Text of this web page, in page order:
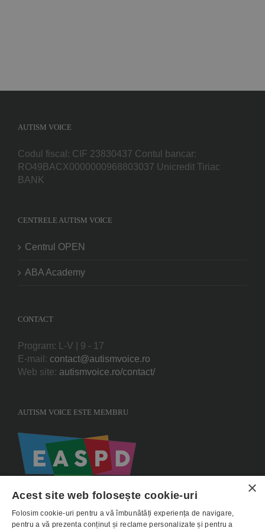
AUTISM VOICE
Codul fiscal: CIF 23830437 Contul bancar:
RO49BACX0000000968803037 Unicredit Tiriac
BANK
CENTRELE AUTISM VOICE
Centrul OPEN
ABA Academy
CONTACT
Program: L-V | 9 - 17
E-mail: contact@autismvoice.ro
Web site: autismvoice.ro/contact/
AUTISM VOICE ESTE MEMBRU
×
Acest site web folosește cookie-uri
Folosim cookie-uri pentru a vă îmbunătăți experiența de navigare,
pentru a vă prezenta conținut și reclame personalizate și pentru a